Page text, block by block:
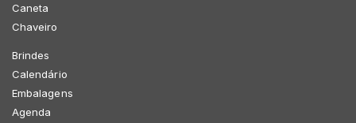
Caneta
Chaveiro
Brindes
Calendário
Embalagens
Agenda